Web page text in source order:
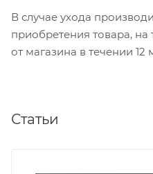
В случае ухода
приобретения товара, на
от магазина в течении 12
Статьи